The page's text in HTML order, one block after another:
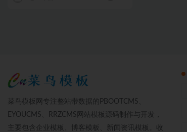
菜鸟模板网专注整站带数据的PBOOTCMS、
EYOUCMS、RRZCMS网站模板源码制作与开发，
主要包含企业模板、博客模板、新闻资讯模板。收